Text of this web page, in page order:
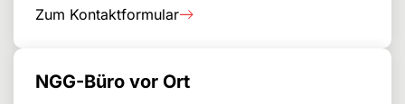
Zum Kontaktformular
NGG-Büro vor Ort